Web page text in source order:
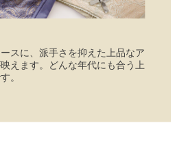
スに、派手さを抑えた上品なア
えます。どんな年代にも合う上
。